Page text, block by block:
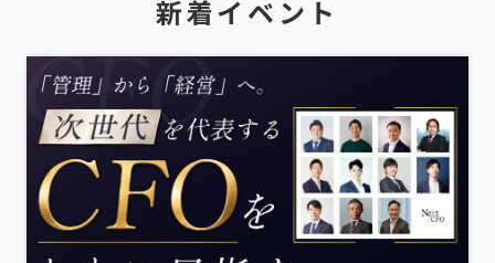
新着イベント